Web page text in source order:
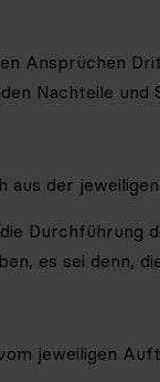
Ansprüchen
Nachteile
aus der
Durchführung
es sei denn,
jeweiligen